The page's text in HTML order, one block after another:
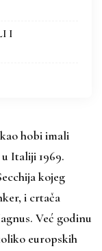
i
hobi imali
Italiji 1969.
kojeg
i crtača
Već godinu
europskih